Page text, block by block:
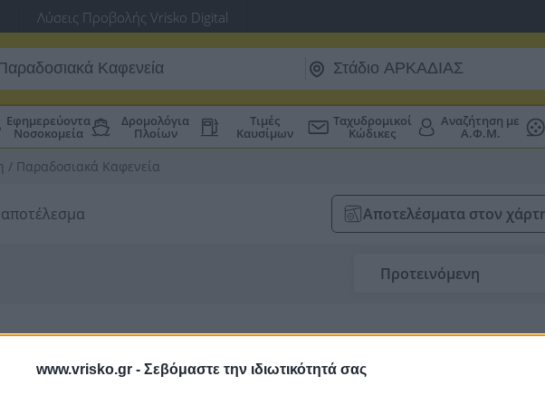
www.vrisko.gr - Σεβόμαστε την ιδιωτικότητά σας
Λύσεις Προβολής Vrisko Digital
Εφημερεύοντα
Νοσοκομεία
Δρομολόγια
Πλοίων
Τιμές
Καυσίμων
Ταχυδρομικοί
Κώδικες
Αναζήτηση με
Α.Φ.Μ.
/ Παραδοσιακά Καφενεία
Αποτελέσματα στον
Προτεινόμενη